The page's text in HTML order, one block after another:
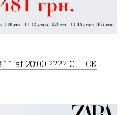
at 20:00 ???? CHECK